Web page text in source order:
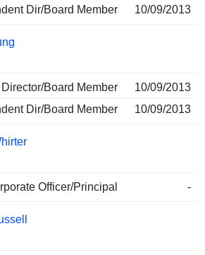
Dir/Board Member
10/09/2013
Director/Board Member
10/09/2013
Dir/Board Member
10/09/2013
Officer/Principal -